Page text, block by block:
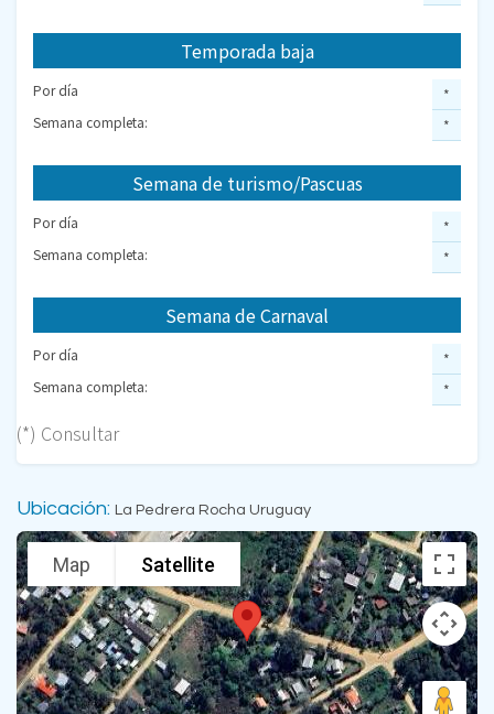
Temporada baja
Por día
Semana completa:
*
*
Semana de turismo/Pascuas
Por día
Semana completa:
*
*
Semana de Carnaval
Por día
Semana completa:
*
*
(*) Consultar
Ubicación: La Pedrera Rocha Uruguay
Map Satellite